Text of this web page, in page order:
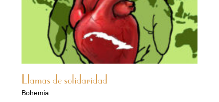
Llamas de solidaridad
Bohemia